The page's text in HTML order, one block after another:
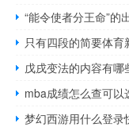
“能令使者分王命”的
只有四段的简要体
戊戌变法的内容有哪
mba成绩怎么查可以
梦幻西游用什么登录